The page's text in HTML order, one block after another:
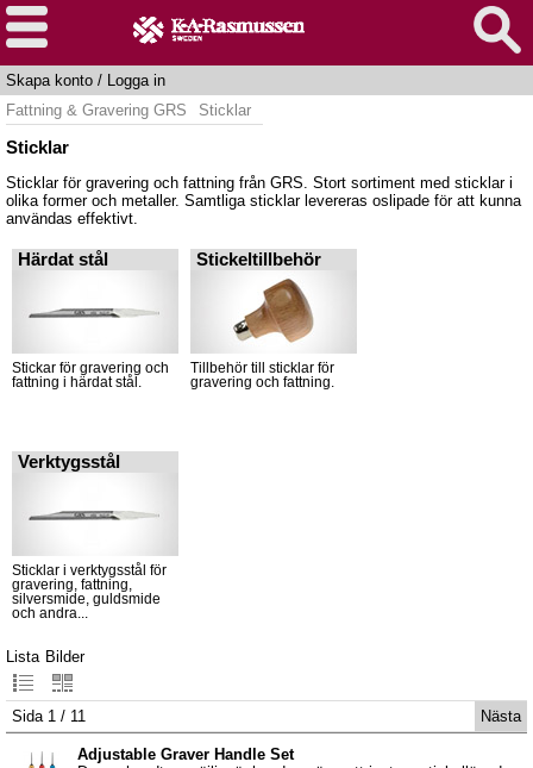
Skapa konto / Logga in
Fattning & Gravering GRS
Sticklar
Sticklar
Sticklar för gravering och fattning från GRS. Stort sortiment med sticklar i
olika former och metaller. Samtliga sticklar levereras oslipade för att kunna
användas effektivt.
Härdat stål
Stickar för gravering och
fattning i härdat stål.
Stickeltillbehör
Tillbehör till sticklar för
gravering och fattning.
Verktygsstål
Sticklar i verktygsstål för
gravering, fattning,
silversmide, guldsmide
och andra...
Lista Bilder
Sida 1 / 11 Nästa
Adjustable Graver Handle Set